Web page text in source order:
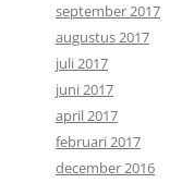
september 2017
augustus 2017
juli 2017
juni 2017
april 2017
februari 2017
december 2016